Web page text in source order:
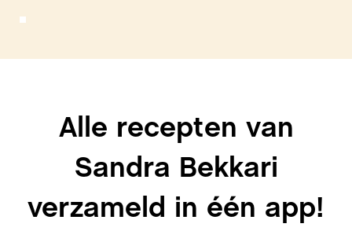
Alle recepten van
Sandra Bekkari
verzameld in één app!